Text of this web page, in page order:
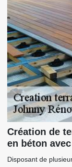
Création de
en béton
Disposant de